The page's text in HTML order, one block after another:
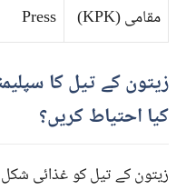
مقامی (KPK)
Press
زیتون کے تیل کا
کیا احتیاط کریں؟
زیتون کے تیل کو غذائی